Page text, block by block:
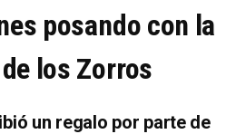
posando con la
los Zorros
un regalo por parte de